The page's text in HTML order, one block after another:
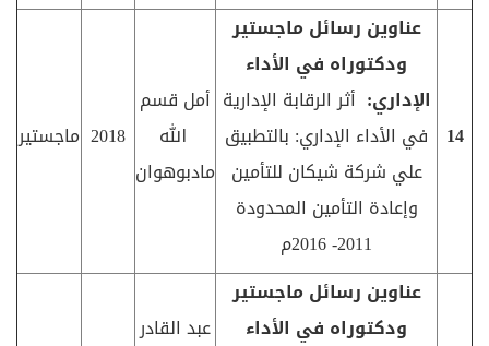
14
عناوين رسائل ماجستير
ودكتوراه في الأداء
الإداري: أثر الرقابة الإدارية
في الأداء الإداري: بالتطبيق
علي شركة شيكان للتأمين
وإعادة التأمين المحدودة
2011- 2016م
أمل قسم
الله
مادبوهوان
2018 ماجستير
عناوين رسائل ماجستير
ودكتوراه في الأداء
عبد القادر